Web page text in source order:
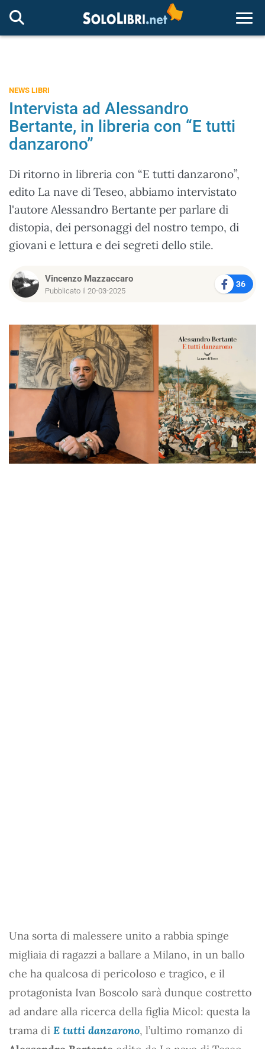
NEWS LIBRI
Intervista ad Alessandro
Bertante, in libreria con “E tutti
danzarono”
Di ritorno in libreria con “E tutti danzarono”,
edito La nave di Teseo, abbiamo intervistato
l'autore Alessandro Bertante per parlare di
distopia, dei personaggi del nostro tempo, di
giovani e lettura e dei segreti dello stile.
Vincenzo Mazzaccaro
Pubblicato il 20-03-2025
36
Una sorta di malessere unito a rabbia spinge
migliaia di ragazzi a ballare a Milano, in un ballo
che ha qualcosa di pericoloso e tragico, e il
protagonista Ivan Boscolo sarà dunque costretto
ad andare alla ricerca della figlia Micol: questa la
trama di E tutti danzarono, l’ultimo romanzo di